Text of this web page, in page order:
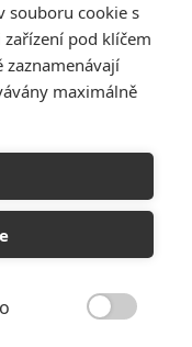
částečně
vzniklo výpravné
do pekel obvykle dláždí
Tvůrci
muže
souboru cookie s
pod klíčem
zaznamenávají
maximálně